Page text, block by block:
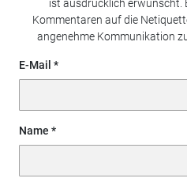
ist ausdrücklich erwünscht.
Kommentaren auf die
angenehme Kommunikation
E-Mail
Name